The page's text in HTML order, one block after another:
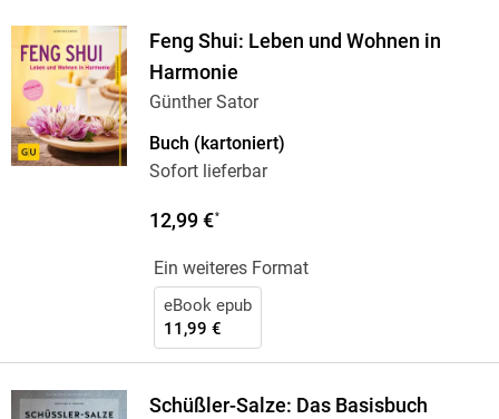
Feng Shui: Leben und Wohnen in
Harmonie
Günther Sator
Buch (kartoniert)
Sofort lieferbar
12,99 €*
Ein weiteres Format
eBook epub
11,99 €
Schüßler-Salze: Das Basisbuch